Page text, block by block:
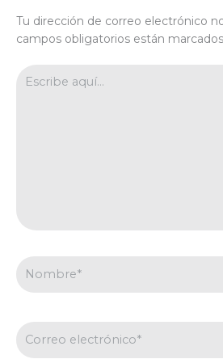
Tu dirección de correo electrónico
campos obligatorios están
electrónico*